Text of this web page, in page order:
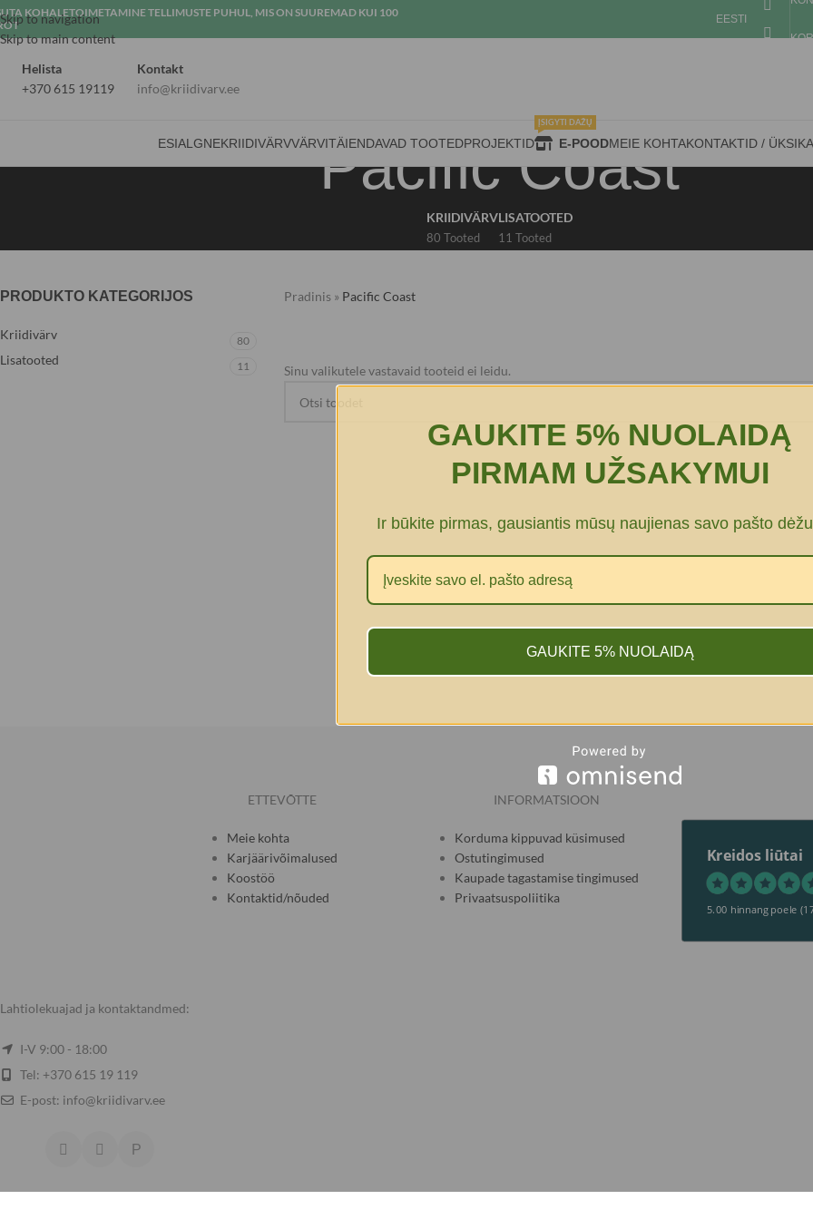
Skip to navigation
Skip to main content
KOHALETOIMETAMINE TELLIMUSTE PUHUL, MIS ON SUUREMAD KUI 100
EESTI
Helista
+370 615 19119
Kontakt
info@kriidivarv.ee
ESIALGNEKRIIDIVÄRVVÄRVITÄIENDAVAD TOOTEDPROJEKTID E-POOD
ĮSIGYTI DAŽŲ
MEIE KOHTAKONTAKTID /
Pacific Coast
KRIIDIVÄRV
80 Tooted
LISATOOTED
11 Tooted
PRODUKTO KATEGORIJOS
Kriidivärv 80
Lisatooted 11
Pradinis » Pacific Coast
Sinu valikutele vastavaid tooteid ei leidu.
Lahtiolekuajad ja kontaktandmed:
I-V 9:00 - 18:00
Tel: +370 615 19 119
E-post: info@kriidivarv.ee
ETTEVÕTTE
Meie kohta
Karjäärivõimalused
Koostöö
Kontaktid/nõuded
INFORMATSIOON
Korduma kippuvad küsimused
Ostutingimused
Kaupade tagastamise tingimused
Privaatsuspoliitika
Kreidos liūtai
5.00 hinnang poele
GAUKITE 5% NUOLAIDĄ
PIRMAM UŽSAKYMUI
Ir būkite pirmas, gausiantis mūsų naujienas savo pašto
GAUKITE 5% NUOLAIDĄ